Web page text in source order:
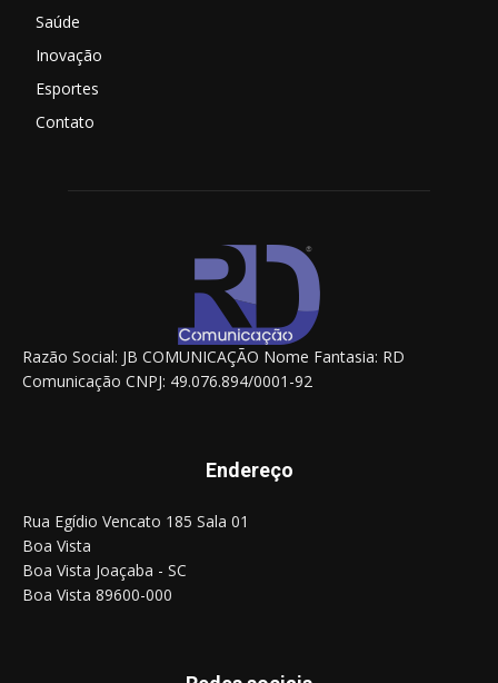
Saúde
Inovação
Esportes
Contato
Razão Social: JB COMUNICAÇÃO Nome Fantasia: RD
Comunicação CNPJ: 49.076.894/0001-92
Endereço
Rua Egídio Vencato 185 Sala 01
Boa Vista
Boa Vista Joaçaba - SC
Boa Vista 89600-000